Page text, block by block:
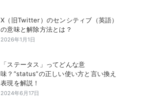
X（旧Twitter）のセンシティブ（英語）
の意味と解除方法とは？
2026年1月1日
「ステータス」ってどんな意
味？”status”の正しい使い方と言い換え
表現を解説！
2024年6月17日